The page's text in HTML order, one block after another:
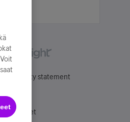
Accessibility statement